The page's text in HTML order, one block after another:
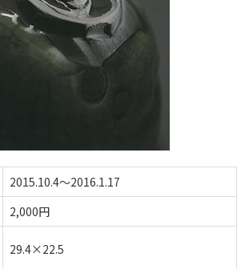
2015.10.4〜2016.1.17
2,000円
29.4×22.5